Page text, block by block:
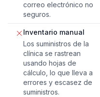
correo electrónico no
seguros.
Inventario manual
Los suministros de la
clínica se rastrean
usando hojas de
cálculo, lo que lleva a
errores y escasez de
suministros.